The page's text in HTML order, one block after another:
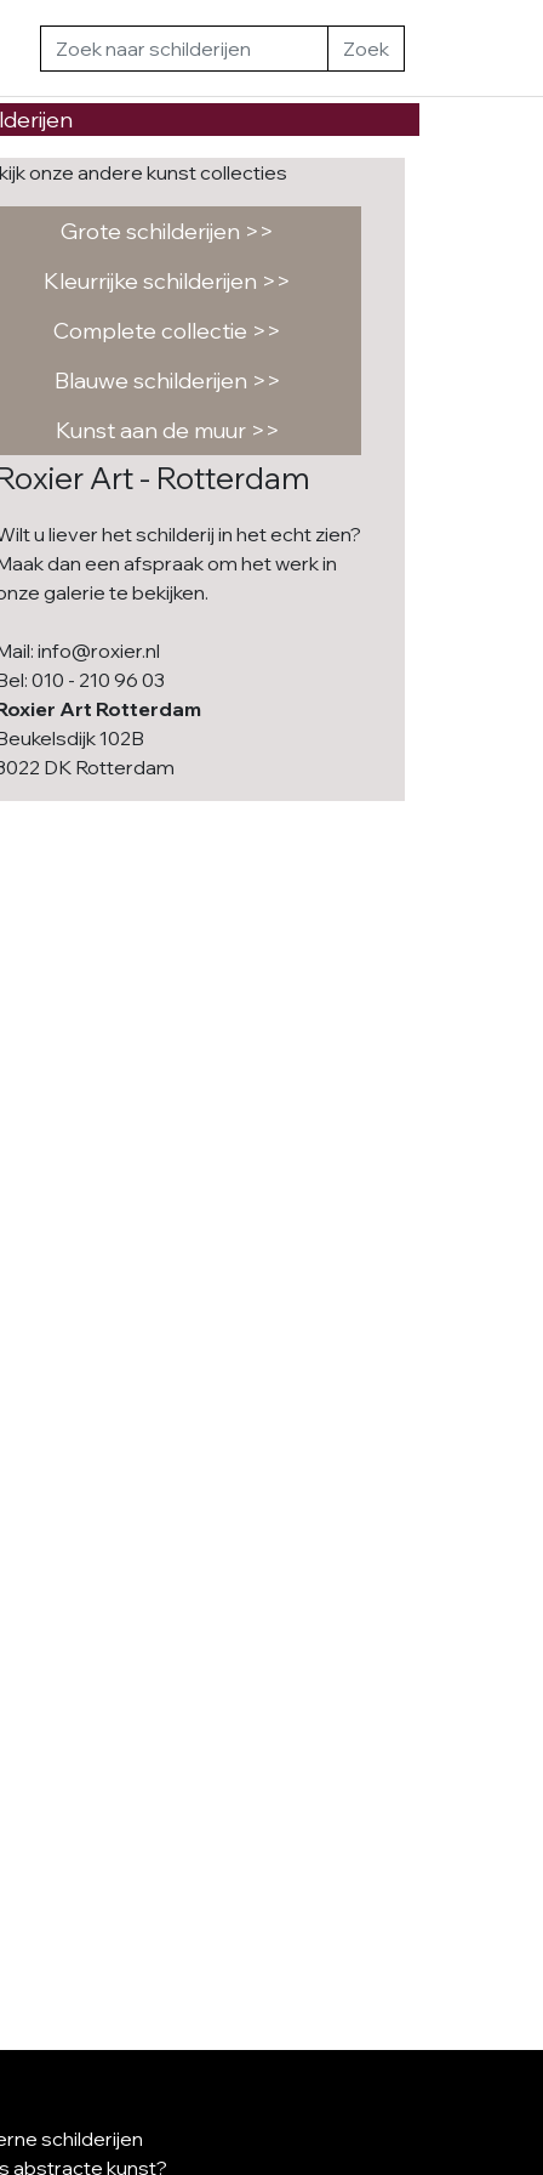
Zoek
onze andere kunst collecties
Grote schilderijen >>
Kleurrijke schilderijen >>
Complete collectie >>
Blauwe schilderijen >>
Kunst aan de muur >>
Art - Rotterdam
u liever het schilderij in het echt zien?
dan een afspraak om het werk in
galerie te bekijken.
info@roxier.nl
010 - 210 96 03
Art Rotterdam
102B
DK Rotterdam
schilderijen
abstracte kunst?